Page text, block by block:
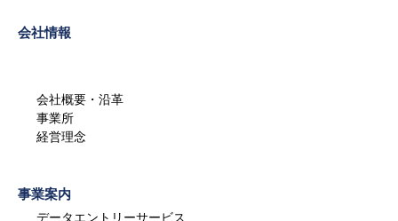
会社情報
会社概要・沿革
事業所
経営理念
事業案内
データエントリーサービス